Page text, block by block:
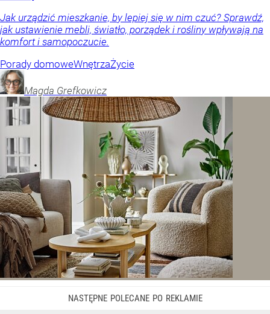
Jak urządzić mieszkanie, by lepiej się w nim czuć? Sprawdź,
jak ustawienie mebli, światło, porządek i rośliny wpływają na
komfort i samopoczucie.
Porady domoweWnętrzaŻycie
Magda Grefkowicz